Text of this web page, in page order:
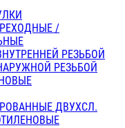
/
РЕЗЬБОЙ
РЕЗЬБОЙ
ДВУХСЛ.